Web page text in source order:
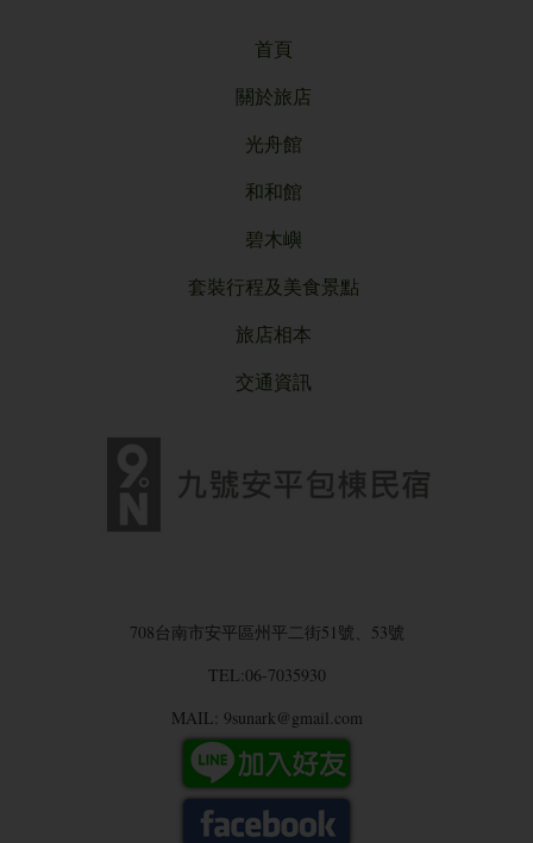
首頁
關於旅店
光舟館
和和館
碧木嶼
套裝行程及美食景點
旅店相本
交通資訊
708台南市安平區州平二街51號、53號
TEL:06-7035930
MAIL: 9sunark@gmail.com